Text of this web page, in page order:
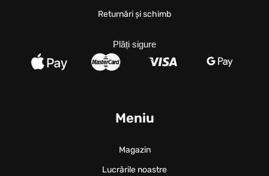
Meniu
Magazin
Lucrările noastre
Returnări și schimb
Plăți sigure